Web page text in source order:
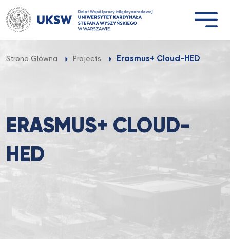
Przejdź
do
treści
Strona Główna Projects Erasmus+ Cloud-HED
ERASMUS+ CLOUD-
HED